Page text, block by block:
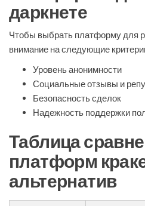
даркнете
Чтобы выбрать платформу для
внимание на следующие
Уровень анонимности
Социальные отзывы и
Безопасность сделок
Надежность поддержки
Таблица
платформ
альтернатив